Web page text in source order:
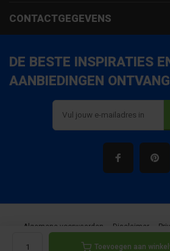
Toevoegen aan
CONTACTGEGEVENS
DE BESTE INSPIRATIES
AANBIEDINGEN
Algemene voorwaarden Disclaimer